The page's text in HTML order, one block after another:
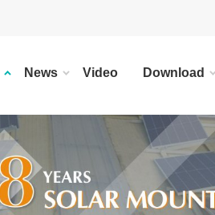
News Video Download